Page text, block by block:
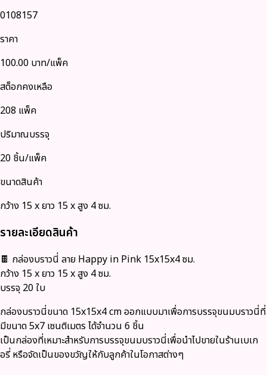
0108157
ราคา
100.00 บาท/แพ็ค
สต็อกคงเหลือ
208 แพ็ค
ปริมาณบรรจุ
20 ชิ้น/แพ็ค
ขนาดสินค้า
กว้าง 15 x ยาว 15 x สูง 4 ซม.
รายละเอียดสินค้า
🍫 กล่องบราวนี่ ลาย Happy in Pink 15x15x4 ซม.
กว้าง 15 x ยาว 15 x สูง 4 ซม.
บรรจุ 20 ใบ
กล่องบราวนี่ขนาด 15x15x4 cm ออกแบบมาเพื่อการบรรจุขนมบราวนี่ที่
มีขนาด 5x7 เซนติเมตร ได้จำนวน 6 ชิ้น
เป็นกล่องที่เหมาะสำหรับการบรรจุขนมบราวนี่เพื่อนำไปขายในร้านเบเก
อรี่ หรือจัดเป็นของขวัญให้กับลูกค้าในโอกาสต่างๆ